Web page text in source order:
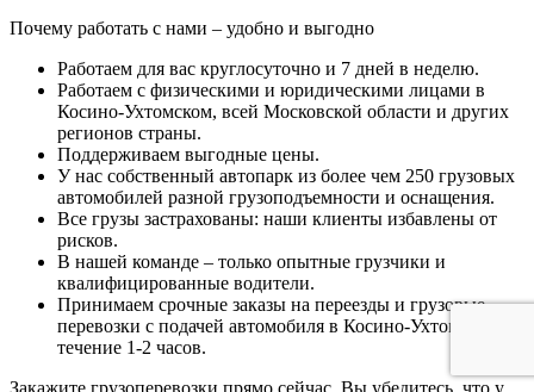
Почему работать с нами – удобно и выгодно
Работаем для вас круглосуточно и 7 дней в неделю.
Работаем с физическими и юридическими лицами в
Косино-Ухтомском, всей Московской области и других
регионов страны.
Поддерживаем выгодные цены.
У нас собственный автопарк из более чем 250 грузовых
автомобилей разной грузоподъемности и оснащения.
Все грузы застрахованы: наши клиенты избавлены от
рисков.
В нашей команде – только опытные грузчики и
квалифицированные водители.
Принимаем срочные заказы на переезды и грузовые
перевозки с подачей автомобиля в Косино-Ухтомском в
течение 1-2 часов.